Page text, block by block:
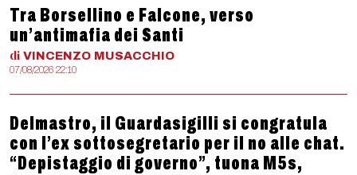
Tra Borsellino e Falcone, verso
un’antimafia dei Santi
di VINCENZO MUSACCHIO
07/08/2026 22:10
Delmastro, il Guardasigilli si congratula
con l’ex sottosegretario per il no alle chat.
“Depistaggio di governo”, tuona M5s,